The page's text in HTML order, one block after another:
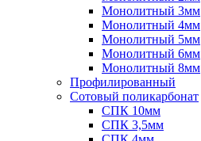
Монолитный 3мм
Монолитный 4мм
Монолитный 5мм
Монолитный 6мм
Монолитный 8мм
Профилированный
Сотовый поликарбонат
СПК 10мм
СПК 3,5мм